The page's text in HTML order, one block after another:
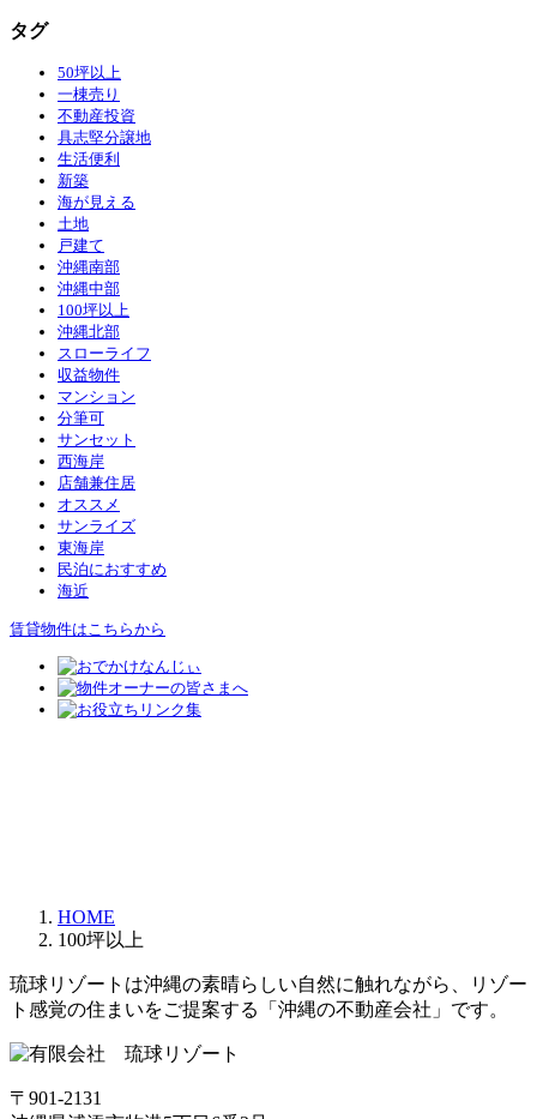
タグ
50坪以上
一棟売り
不動産投資
具志堅分譲地
生活便利
新築
海が見える
土地
戸建て
沖縄南部
沖縄中部
100坪以上
沖縄北部
スローライフ
収益物件
マンション
分筆可
サンセット
西海岸
店舗兼住居
オススメ
サンライズ
東海岸
民泊におすすめ
海近
賃貸物件はこちらから
HOME
100坪以上
琉球リゾートは沖縄の素晴らしい自然に触れながら、リゾー
ト感覚の住まいをご提案する「沖縄の不動産会社」です。
〒901-2131